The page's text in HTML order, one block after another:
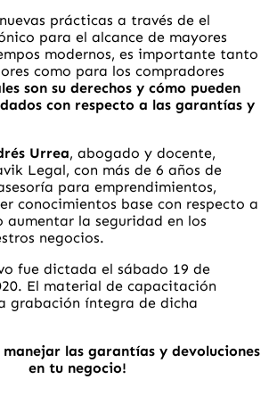
prácticas a través de el
para el alcance de mayores
modernos, es importante tanto
como para los compradores
son su derechos y cómo pueden
con respecto a las garantías y
Urrea, abogado y docente,
Legal, con más de 6 años de
para emprendimientos,
conocimientos base con respecto a
aumentar la seguridad en los
negocios.
fue dictada el sábado 19 de
El material de capacitación
grabación íntegra de dicha
manejar las garantías y devoluciones
en tu negocio!